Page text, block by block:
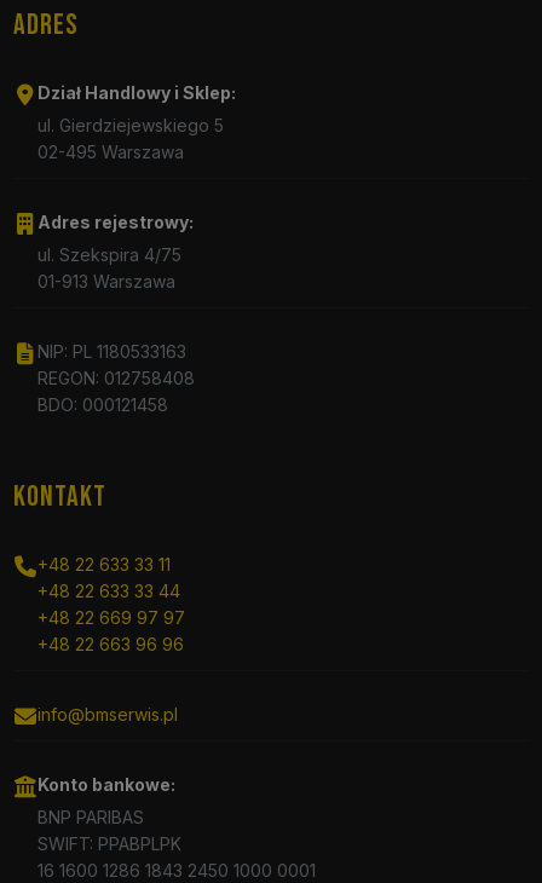
ADRES
Dział Handlowy i Sklep:
ul. Gierdziejewskiego 5
02-495 Warszawa
Adres rejestrowy:
ul. Szekspira 4/75
01-913 Warszawa
NIP: PL 1180533163
REGON: 012758408
BDO: 000121458
KONTAKT
+48 22 633 33 11
+48 22 633 33 44
+48 22 669 97 97
+48 22 663 96 96
info@bmserwis.pl
Konto bankowe:
BNP PARIBAS
SWIFT: PPABPLPK
16 1600 1286 1843 2450 1000 0001